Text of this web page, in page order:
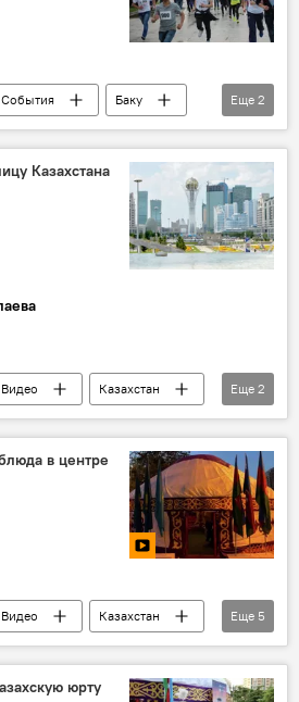
События
Баку
молодежи и спорта АР
Еще 2
Казахстана
Видео
Казахстан
Еще 2
в центре
Видео
Казахстан
Посольство
Азербайджан
Еще 5
юрту